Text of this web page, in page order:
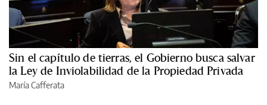
Sin el capítulo de tierras, el Gobierno busca salvar
la Ley de Inviolabilidad de la Propiedad Privada
María Cafferata